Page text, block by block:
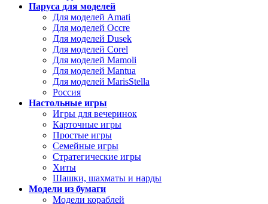
Паруса для моделей
Для моделей Amati
Для моделей Occre
Для моделей Dusek
Для моделей Corel
Для моделей Mamoli
Для моделей Mantua
Для моделей MarisStella
Россия
Настольные игры
Игры для вечеринок
Карточные игры
Простые игры
Семейные игры
Стратегические игры
Хиты
Шашки, шахматы и нарды
Модели из бумаги
Модели кораблей